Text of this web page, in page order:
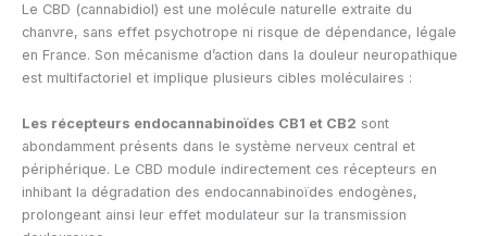
Le CBD (cannabidiol) est une molécule naturelle extraite du
chanvre, sans effet psychotrope ni risque de dépendance, légale
en France. Son mécanisme d’action dans la douleur neuropathique
est multifactoriel et implique plusieurs cibles moléculaires :
Les récepteurs endocannabinoïdes CB1 et CB2 sont
abondamment présents dans le système nerveux central et
périphérique. Le CBD module indirectement ces récepteurs en
inhibant la dégradation des endocannabinoïdes endogènes,
prolongeant ainsi leur effet modulateur sur la transmission